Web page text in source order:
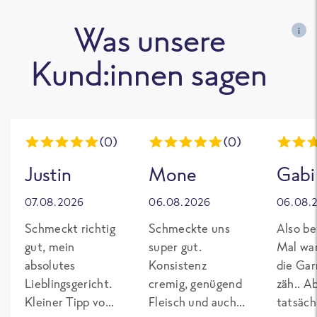
Was unsere
Kund:innen sagen
i
(0)
Justin
07.08.2026
Schmeckt richtig
gut, mein
absolutes
Lieblingsgericht.
Kleiner Tipp von
(0)
Mone
06.08.2026
Schmeckte uns
super gut.
Konsistenz
cremig, genügend
Fleisch und auch
Gabi
Also
Mal
die
zäh..